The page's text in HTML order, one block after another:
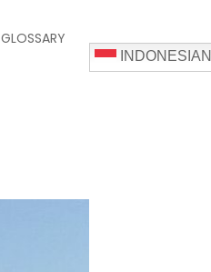
GLOSSARY
INDONESIAN